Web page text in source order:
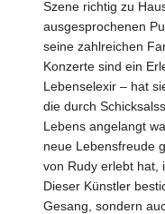
Szene richtig zu
ausgesprochenen
seine zahlreichen
Konzerte sind ein
Lebenselexir – hat
die durch
Lebens angelangt
neue Lebensfreude
von Rudy erlebt hat,
Dieser Künstler
Gesang, sondern